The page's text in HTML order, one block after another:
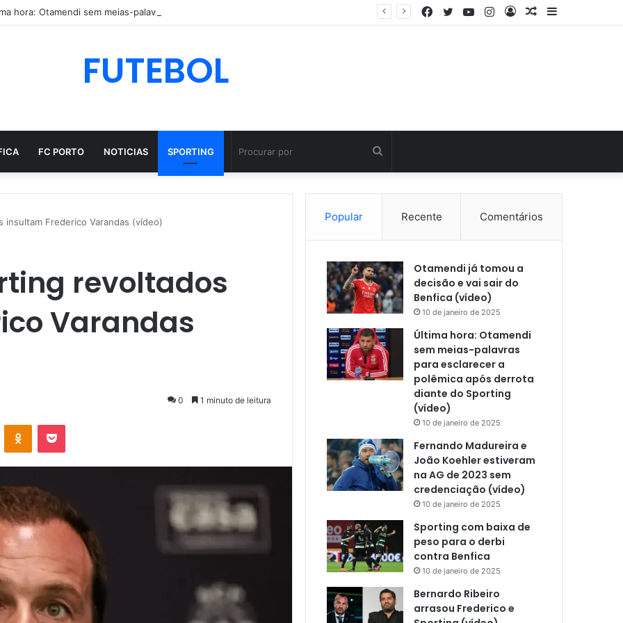
Barra
Artigo
Entrar
Instagram
YouTube
Twitter
Facebook
FUTEBOL
FC PORTO NOTICIAS SPORTING Procurar
por
Frederico Varandas (vídeo)
revoltados
Varandas
0 1 minuto de leitura
OK Pocket
Popular Recente Comentários
Otamendi já tomou a
decisão e vai sair do
Benfica (vídeo)
10 de janeiro de 2025
Última hora: Otamendi
sem meias-palavras
para esclarecer a
polêmica após derrota
diante do Sporting
(vídeo)
10 de janeiro de 2025
Fernando Madureira e
João Koehler estiveram
na AG de 2023 sem
credenciação (vídeo)
10 de janeiro de 2025
Sporting com baixa de
peso para o derbi
contra Benfica
10 de janeiro de 2025
Bernardo Ribeiro
arrasou Frederico e